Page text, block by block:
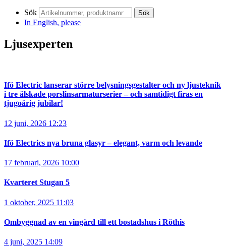
Sök Sök
In English, please
Ljusexperten
Ifö Electric lanserar större belysningsgestalter och ny ljusteknik
i tre älskade porslinsarmaturserier – och samtidigt firas en
tjugoårig jubilar!
12 juni, 2026 12:23
Ifö Electrics nya bruna glasyr – elegant, varm och levande
17 februari, 2026 10:00
Kvarteret Stugan 5
1 oktober, 2025 11:03
Ombyggnad av en vingård till ett bostadshus i Röthis
4 juni, 2025 14:09